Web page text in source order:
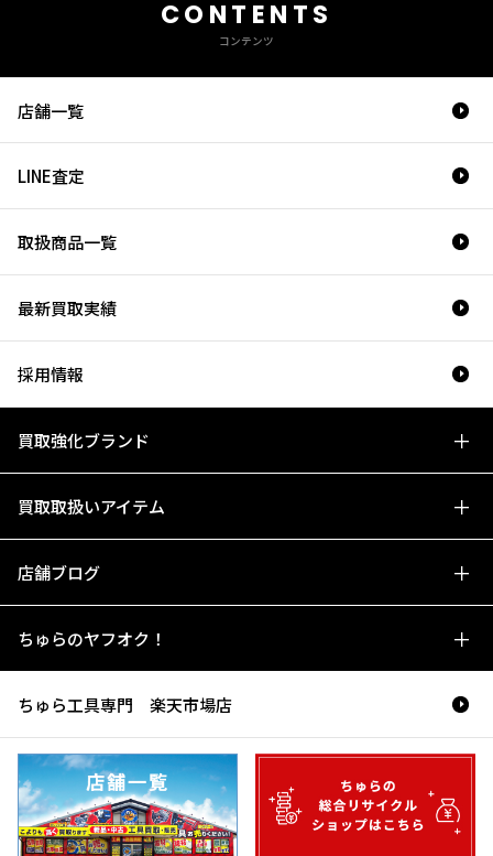
CONTENTS
コンテンツ
店舗一覧
LINE査定
取扱商品一覧
最新買取実績
採用情報
買取強化ブランド
買取取扱いアイテム
店舗ブログ
ちゅらのヤフオク！
ちゅら工具専門 楽天市場店